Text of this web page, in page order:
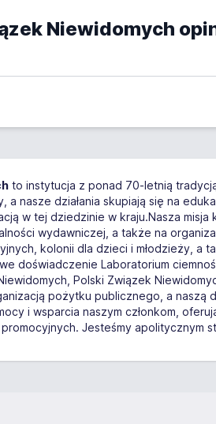
Niewidomych
to instytucja z ponad 70-letnią
a nasze działania skupiają się na
w tej dziedzinie w kraju.Nasza
wydawniczej, a także na
kolonii dla dzieci i młodzieży,
doświadczenie Laboratorium
Polski Związek
pożytku publicznego, a naszą
i wsparcia naszym członkom,
Jesteśmy apolitycznym